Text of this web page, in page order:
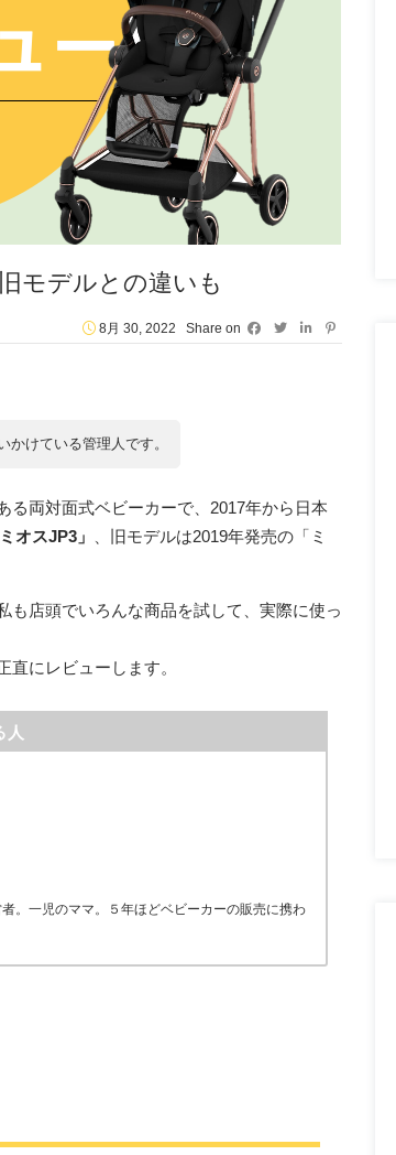
モデルとの違いも
8月 30, 2022 Share on
けている管理人です。
る両対面式ベビーカーで、2017年から日本
オスJP3」
、旧モデルは2019年発売の「ミ
店頭でいろんな商品を試して、実際に使っ
にレビューします。
人
。一児のママ。５年ほどベビーカーの販売に携わ